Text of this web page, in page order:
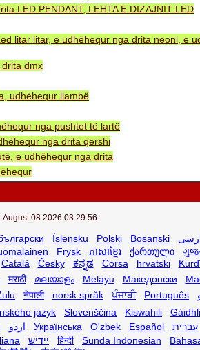
LED PENDANT, LEHTA E DIZAJNIT LED
litar litar, e udhëhequr nga drita neoni, e
dmx
udhëhequr llambë
nga pushtet të lartë
nga drita qershi
e udhëhequr nga drita
August 08 2026 03:29:56.
Íslensku Polski Bosanski
Frysk ភាសាខ្មែរ ქართული
Català Česky ಕನ್ನಡ Corsa hrvatski
मराठी മലയാളം Melayu Македонски
नेपाली norsk språk ਪੰਜਾਬੀ Português
jazyk Slovenščina Kiswahili
اردو Українська O'zbek Español
עברית
ייִדיש हिन्दी Sunda Indonesian